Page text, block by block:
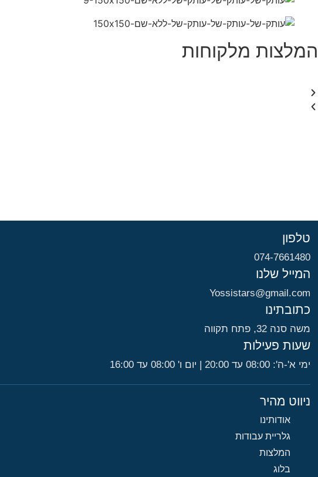
המלצות מלקוחות
טלפון
074-7661480
המייל שלנו
Yossistars@gmail.com​
כתובתינו
משה סנה 32, פתח תקווה​
שעות פעילות
ימי א'-ה': 08:00 עד 20:00 | יום ו' 08:00 עד 16:00
ניווט מהיר
אודותינו
גלריית עבודות
המלצות
בלוג